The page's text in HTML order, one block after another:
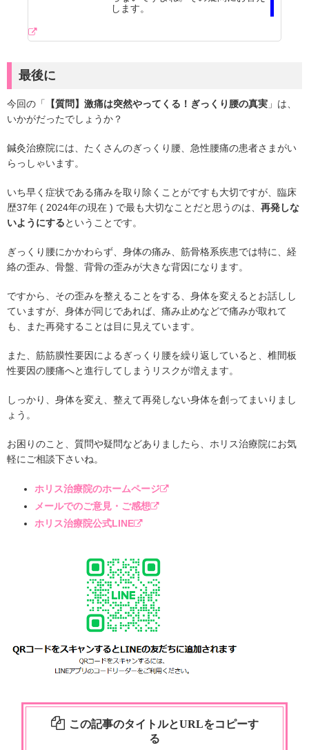
します。
最後に
今回の「 【質問】激痛は突然やってくる！ぎっくり腰の真実 」は、
いかがだったでしょうか？
鍼灸治療院には、たくさんのぎっくり腰、急性腰痛の患者さまがい
らっしゃいます。
いち早く症状である痛みを取り除くことがですも大切ですが、臨床
歴37年 ( 2024年の現在 ) で最も大切なことだと思うのは、 再発しな
いようにするということです。
ぎっくり腰にかかわらず、身体の痛み、筋骨格系疾患では特に、経
絡の歪み、骨盤、背骨の歪みが大きな背因になります。
ですから、その歪みを整えることをする、身体を変えるとお話しし
ていますが、身体が同じであれば、痛み止めなどで痛みが取れて
も、また再発することは目に見えています。
また、筋筋膜性要因によるぎっくり腰を繰り返していると、椎間板
性要因の腰痛へと進行してしまうリスクが増えます。
しっかり、身体を変え、整えて再発しない身体を創ってまいりまし
ょう。
お困りのこと、質問や疑問などありましたら、ホリス治療院にお気
軽にご相談下さいね。
ホリス治療院のホームページ
メールでのご意見・ご感想
ホリス治療院公式LINE
この記事のタイトルとURLをコピーす
る